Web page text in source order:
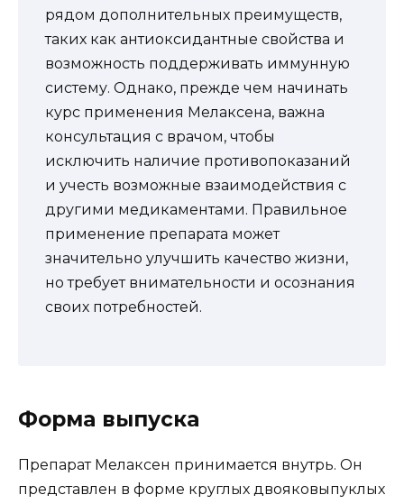
рядом дополнительных преимуществ,
таких как антиоксидантные свойства и
возможность поддерживать иммунную
систему. Однако, прежде чем начинать
курс применения Мелаксена, важна
консультация с врачом, чтобы
исключить наличие противопоказаний
и учесть возможные взаимодействия с
другими медикаментами. Правильное
применение препарата может
значительно улучшить качество жизни,
но требует внимательности и осознания
своих потребностей.
Форма выпуска
Препарат Мелаксен принимается внутрь. Он
представлен в форме круглых двояковыпуклых